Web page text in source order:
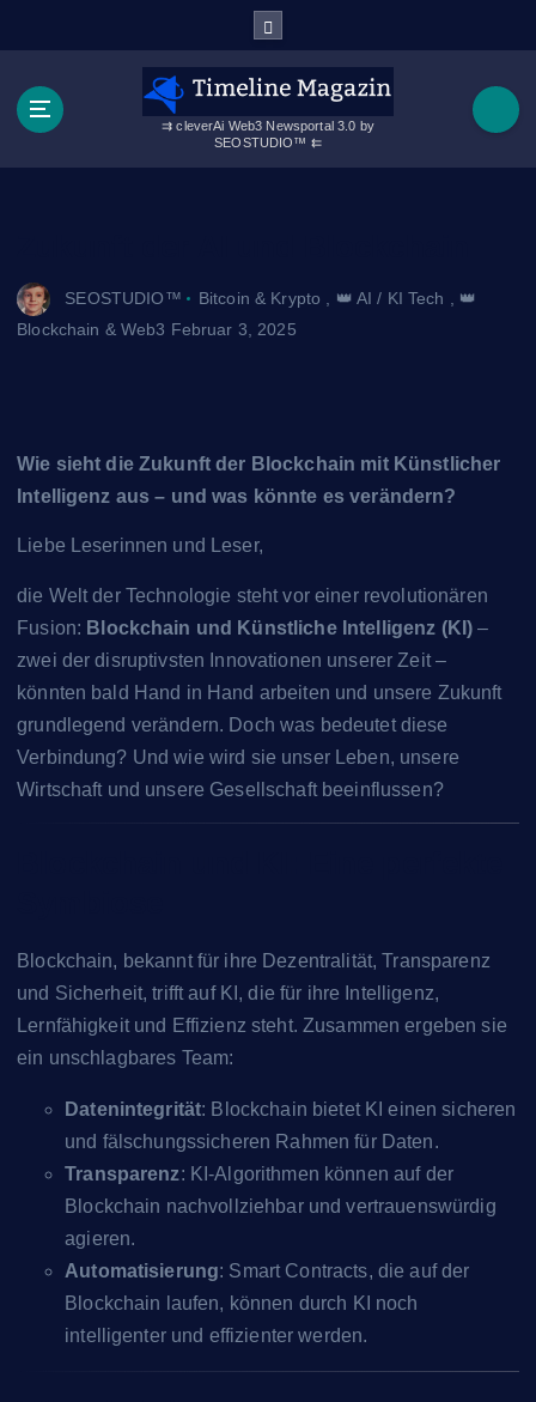
⇉ cleverAi Web3 Newsportal 3.0 by
SEOSTUDIO™ ⇇
SEOSTUDIO™ Bitcoin & Krypto 👑 AI / KI Tech
👑
Blockchain & Web3 Februar 3, 2025
Wie sieht die Zukunft der Blockchain mit Künstlicher
Intelligenz aus – und was könnte es verändern?
Liebe Leserinnen und Leser,
die Welt der Technologie steht vor einer revolutionären
Fusion: Blockchain und Künstliche Intelligenz (KI) –
zwei der disruptivsten Innovationen unserer Zeit –
könnten bald Hand in Hand arbeiten und unsere Zukunft
grundlegend verändern. Doch was bedeutet diese
Verbindung? Und wie wird sie unser Leben, unsere
Wirtschaft und unsere Gesellschaft beeinflussen?
Blockchain, bekannt für ihre Dezentralität, Transparenz
und Sicherheit, trifft auf KI, die für ihre Intelligenz,
Lernfähigkeit und Effizienz steht. Zusammen ergeben sie
ein unschlagbares Team:
Datenintegrität: Blockchain bietet KI einen sicheren
und fälschungssicheren Rahmen für Daten.
Transparenz: KI-Algorithmen können auf der
Blockchain nachvollziehbar und vertrauenswürdig
agieren.
Automatisierung: Smart Contracts, die auf der
Blockchain laufen, können durch KI noch
intelligenter und effizienter werden.